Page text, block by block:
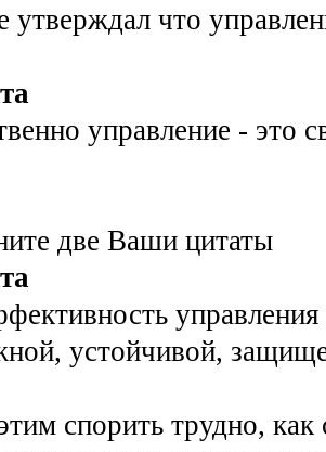
утверждал что
управление - это
две Ваши цитаты
устойчивой,
спорить трудно,